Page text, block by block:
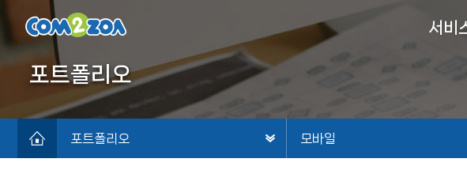
서비
포트폴리오
포트폴리오 모바일